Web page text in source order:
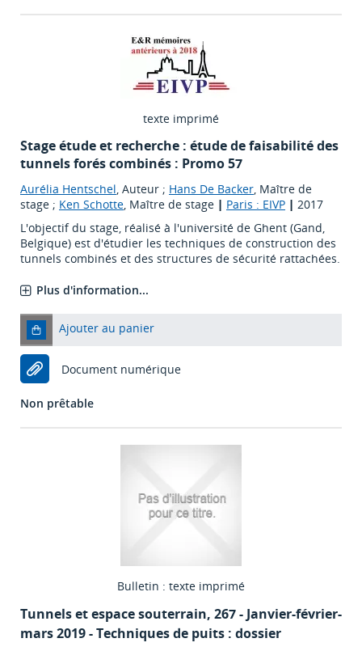
texte imprimé
Stage étude et recherche : étude de faisabilité des
tunnels forés combinés : Promo 57
Aurélia Hentschel, Auteur ; Hans De Backer, Maître de
stage ; Ken Schotte, Maître de stage | Paris : EIVP | 2017
L'objectif du stage, réalisé à l'université de Ghent (Gand,
Belgique) est d'étudier les techniques de construction des
tunnels combinés et des structures de sécurité rattachées.
Plus d'information...
Ajouter au panier
Document numérique
Non prêtable
Bulletin : texte imprimé
Tunnels et espace souterrain, 267 - Janvier-février-
mars 2019 - Techniques de puits : dossier